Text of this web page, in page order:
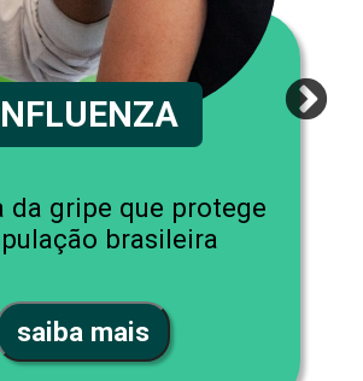
da gripe que protege
brasileira
saiba mais